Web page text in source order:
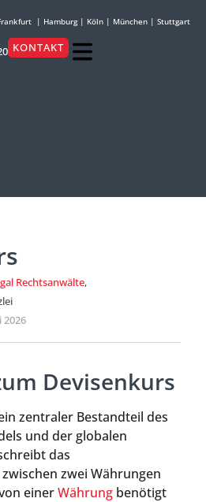
| Hamburg| Köln | München | Stuttgart
KONTAKT
Rechtsanwälte,
2026
Devisenkurs
zentraler Bestandteil des
und der globalen
das
zwei Währungen
einerWährung benötigt